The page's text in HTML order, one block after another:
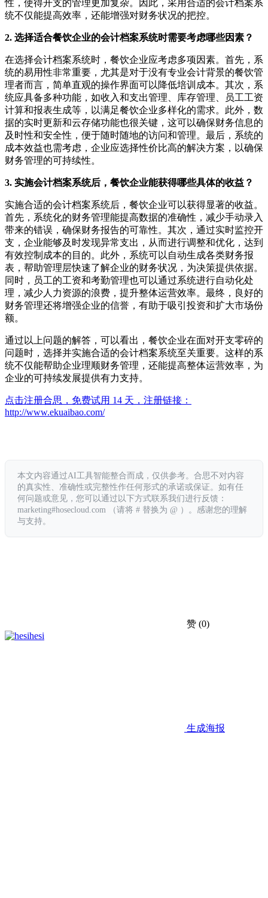
性，使得开支的管理更加复杂。因此，采用合适的会计档案系
统不仅能提高效率，还能增强对财务状况的把控。
2. 选择适合餐饮企业的会计档案系统时需要考虑哪些因素？
在选择会计档案系统时，餐饮企业应考虑多项因素。首先，系
统的易用性非常重要，尤其是对于没有专业会计背景的餐饮管
理者而言，简单直观的操作界面可以降低培训成本。其次，系
统应具备多种功能，如收入和支出管理、库存管理、员工工资
计算和报表生成等，以满足餐饮企业多样化的需求。此外，数
据的实时更新和云存储功能也很关键，这可以确保财务信息的
及时性和安全性，便于随时随地的访问和管理。最后，系统的
成本效益也需考虑，企业应选择性价比高的解决方案，以确保
财务管理的可持续性。
3. 实施会计档案系统后，餐饮企业能获得哪些具体的收益？
实施合适的会计档案系统后，餐饮企业可以获得显著的收益。
首先，系统化的财务管理能提高数据的准确性，减少手动录入
带来的错误，确保财务报告的可靠性。其次，通过实时监控开
支，企业能够及时发现异常支出，从而进行调整和优化，达到
有效控制成本的目的。此外，系统可以自动生成各类财务报
表，帮助管理层快速了解企业的财务状况，为决策提供依据。
同时，员工的工资和考勤管理也可以通过系统进行自动化处
理，减少人力资源的浪费，提升整体运营效率。最终，良好的
财务管理还将增强企业的信誉，有助于吸引投资和扩大市场份
额。
通过以上问题的解答，可以看出，餐饮企业在面对开支零碎的
问题时，选择并实施合适的会计档案系统至关重要。这样的系
统不仅能帮助企业理顺财务管理，还能提高整体运营效率，为
企业的可持续发展提供有力支持。
点击注册合思，免费试用 14 天，注册链接：
http://www.ekuaibao.com/
本文内容通过AI工具智能整合而成，仅供参考。合思不对内容
的真实性、准确性或完整性作任何形式的承诺或保证。如有任
何问题或意见，您可以通过以下方式联系我们进行反馈：
marketing#hosecloud.com （请将 # 替换为 @ ）。感谢您的理解
与支持。
赞 (0)
hesi
生成海报